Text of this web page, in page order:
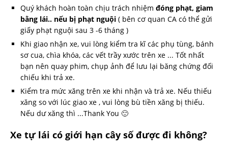
Quý khách hoàn toàn chịu trách nhiệm đóng phạt, giam
bằng lái.. nếu bị phạt nguội ( bên cơ quan CA có thể gửi
giấy phạt nguội sau 3 -6 tháng )
Khi giao nhận xe, vui lòng kiểm tra kĩ các phụ tùng, bánh
sơ cua, chìa khóa, các vết trầy xước trên xe ... Tốt nhất
bạn nên quay phim, chụp ảnh để lưu lại băng chứng đối
chiếu khi trả xe.
Kiểm tra mức xăng trên xe khi nhận và trả xe. Nếu thiếu
xăng so với lúc giao xe , vui lòng bù tiền xăng bị thiếu.
Nếu dư xăng thì ...Thank You 🙂
Xe tự lái có giới hạn cây số được đi không?